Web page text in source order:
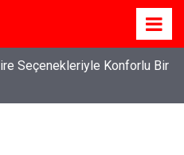
Seçenekleriyle Konforlu Bir